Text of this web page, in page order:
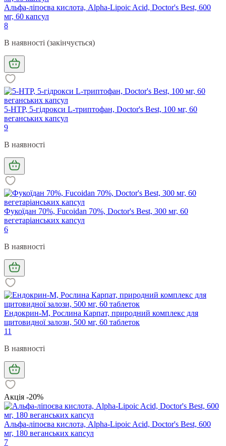
Альфа-ліпоєва кислота, Alpha-Lipoic Acid, Doctor's Best, 600
мг, 60 капсул
8
В наявності (закінчується)
5-HTP, 5-гідрокси L-триптофан, Doctor's Best, 100 мг, 60
веганських капсул
9
В наявності
Фукоїдан 70%, Fucoidan 70%, Doctor's Best, 300 мг, 60
вегетаріанських капсул
6
В наявності
Ендокрин-М, Рослина Карпат, природний комплекс для
щитовидної залози, 500 мг, 60 таблеток
11
В наявності
Акція -20%
Альфа-ліпоєва кислота, Alpha-Lipoic Acid, Doctor's Best, 600
мг, 180 веганських капсул
7